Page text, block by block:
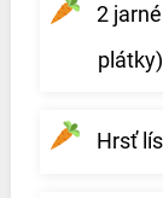
2
plátky)
Hrsť